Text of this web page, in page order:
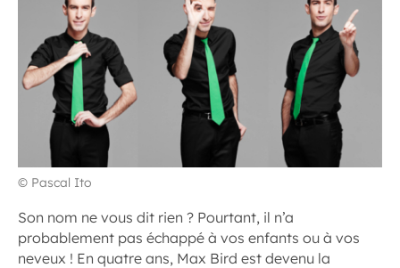
© Pascal Ito
Son nom ne vous dit rien ? Pourtant, il n’a
probablement pas échappé à vos enfants ou à vos
neveux ! En quatre ans, Max Bird est devenu la